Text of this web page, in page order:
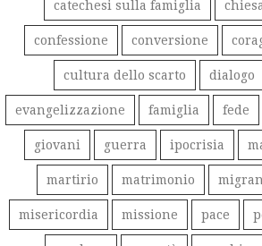
catechesi sulla famiglia chiesa
confessione conversione
cultura dello scarto dialogo
evangelizzazione famiglia fede
giovani guerra ipocrisia
martirio matrimonio
misericordia missione pace